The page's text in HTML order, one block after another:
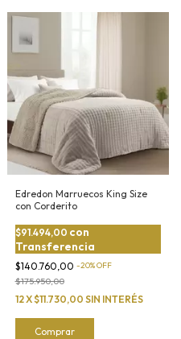
Edredon Marruecos King Size
con Corderito
$140.760,00 -20%OFF
$175.950,00
$91.494,00 con
Transferencia
12X$11.730,00 SIN INTERÉS
Comprar